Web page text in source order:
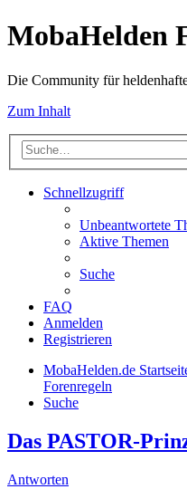
MobaHelden
Die Community für
Zum Inhalt
Schnellzugriff
Unbeantwortete
Aktive Themen
Suche
FAQ
Anmelden
Registrieren
MobaHelden.de
Forenregeln
Suche
Das PASTOR-
Antworten